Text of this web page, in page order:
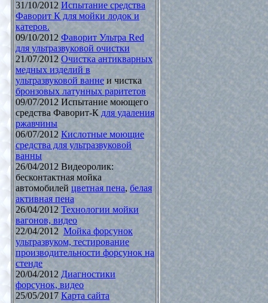
31/10/2012 Испытание средства
Фаворит К для мойки лодок и
катеров.
09/10/2012 Фаворит Ультра Red
для ультразвуковой очистки
21/07/2012 Очистка антикварных
медных изделий в
ультразвуковой ваннеи чистка
бронзовых латунных раритетов
09/07/2012 Испытание моющего
средства Фаворит-К для удаления
ржавчины
06/07/2012 Кислотные моющие
средства для ультразвуковой
ванны
26/04/2012 Видеоролик:
бесконтактная мойка
автомобилей цветная пена, белая
активная пена
26/04/2012 Технологии мойки
вагонов, видео
22/04/2012 Мойка форсунок
ультразвуком, тестирование
производительности форсунок на
стенде
20/04/2012 Диагностики
форсунок, видео
25/05/2017 Карта сайта